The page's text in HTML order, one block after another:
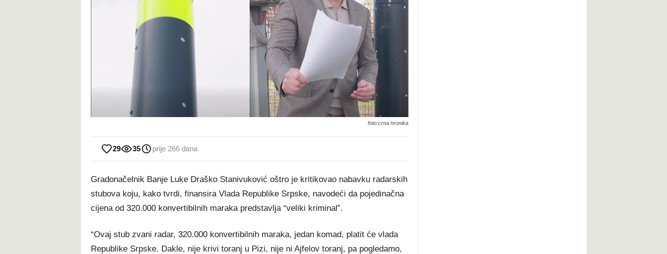
foto:crna hronika
29 35 prije 266 dana
Gradonačelnik Banje Luke Draško Stanivuković oštro je kritikovao nabavku radarskih
stubova koju, kako tvrdi, finansira Vlada Republike Srpske, navodeći da pojedinačna
cijena od 320.000 konvertibilnih maraka predstavlja “veliki kriminal”.
“Ovaj stub zvani radar, 320.000 konvertibilnih maraka, jedan komad, platit će vlada
Republike Srpske. Dakle, nije krivi toranj u Pizi, nije ni Ajfelov toranj, pa pogledamo,